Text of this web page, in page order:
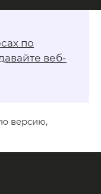
по
веб-
версию,